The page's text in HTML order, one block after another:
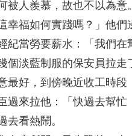
人羨慕，故也不以為意。
幸福如何實踐嗎？」他
紀當勞要薪水：「我們在
淡藍制服的保安員拉走
最好，到傍晚近收工時
過來拉他：「快過去幫
看熱鬧。